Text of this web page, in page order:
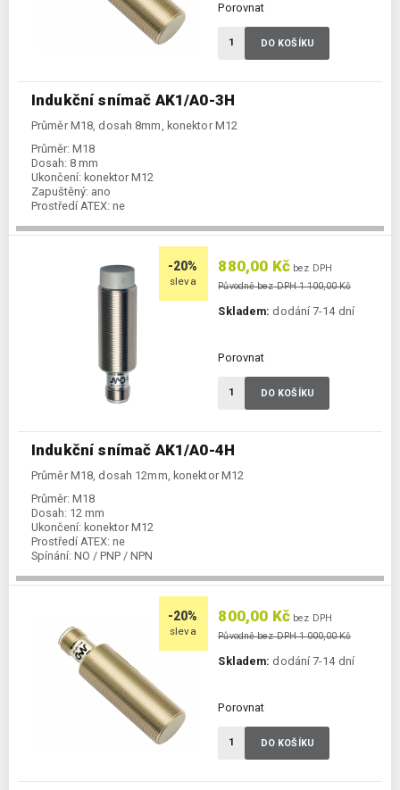
Indukční snímač AK1/A0-3H
Průměr M18, dosah 8mm, konektor M12
Průměr: M18
Dosah: 8 mm
Ukončení: konektor M12
Zapuštěný: ano
Prostředí ATEX: ne
Porovnat
DO KOŠÍKU
-20%
sleva
Indukční snímač AK1/A0-4H
Průměr M18, dosah 12mm, konektor M12
Průměr: M18
Dosah: 12 mm
Ukončení: konektor M12
Prostředí ATEX: ne
Spínání: NO / PNP / NPN
880,00 Kč bez DPH
Původně bez DPH 1 100,00 Kč
Skladem: dodání 7-14 dní
Porovnat
DO KOŠÍKU
-20%
sleva
800,00 Kč bez DPH
Původně bez DPH 1 000,00 Kč
Skladem: dodání 7-14 dní
Porovnat
DO KOŠÍKU